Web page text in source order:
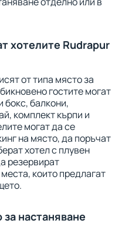
хотелите Rudrapur
от типа място за
гостите могат
бокс, балкони,
комплект кърпи и
могат да се
на място, да поръчат
хотел с плувен
резервират
които предлагат
настаняване